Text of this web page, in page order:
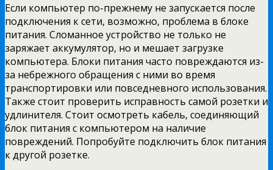
Если компьютер по-прежнему не запускается после
подключения к сети, возможно, проблема в блоке
питания. Сломанное устройство не только не
заряжает аккумулятор, но и мешает загрузке
компьютера. Блоки питания часто повреждаются из-
за небрежного обращения с ними во время
транспортировки или повседневного использования.
Также стоит проверить исправность самой розетки и
удлинителя. Стоит осмотреть кабель, соединяющий
блок питания с компьютером на наличие
повреждений. Попробуйте подключить блок питания
к другой розетке.